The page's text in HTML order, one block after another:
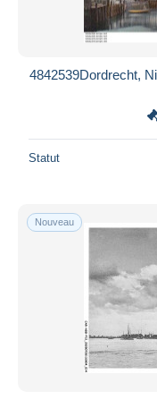
4842539Dordrecht,
Statut
Nouveau